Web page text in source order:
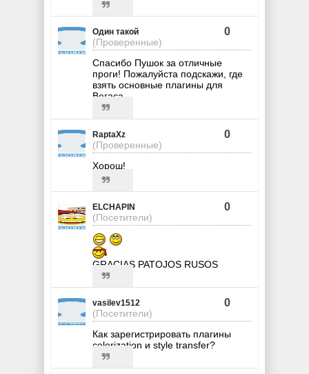
Один такой
(Проверенные)
0
Спасибо Пушок за отличные
проги! Пожалуйста подскажи, где
взять основные плагины для
Вегаса.
RaptaXz
(Проверенные)
0
Хорош!
ELCHAPIN
(Посетители)
0
GRACIAS PATOJOS RUSOS
vasilev1512
(Посетители)
0
Как зарегистрировать плагины
colorization и style transfer?